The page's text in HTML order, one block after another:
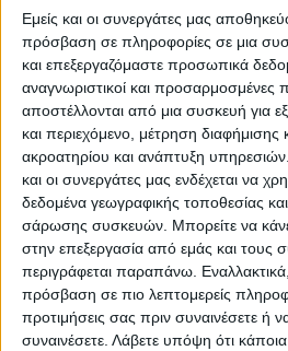
Εμείς και οι συνεργάτες μας
πρόσβαση σε πληροφορίες σε μια
και επεξεργαζόμαστε προσωπικά
αναγνωριστικοί και προσαρμοσμένες
αποστέλλονται από μια συσκευή για
και περιεχόμενο, μέτρηση διαφήμισης
ακροατηρίου και ανάπτυξη υπηρεσιών.
και οι συνεργάτες μας ενδέχεται να
δεδομένα γεωγραφικής τοποθεσίας
σάρωσης συσκευών. Μπορείτε να
στην επεξεργασία από εμάς και τους
περιγράφεται παραπάνω.
πρόσβαση σε πιο λεπτομερείς
προτιμήσεις σας πριν συναινέσετε ή
συναινέσετε. Λάβετε υπόψη ότι
Όπως μας ανέφερε ο
Καρδίτσας Κώστας
βρίσκονται στο ορεινό
αποχιονισμό και η
ελεγχόμενη.